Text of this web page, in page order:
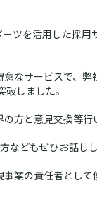
ツを活用した採用
なサービスで、弊
しました。
方と意見交換等行
などもぜひお話し
業の責任者として